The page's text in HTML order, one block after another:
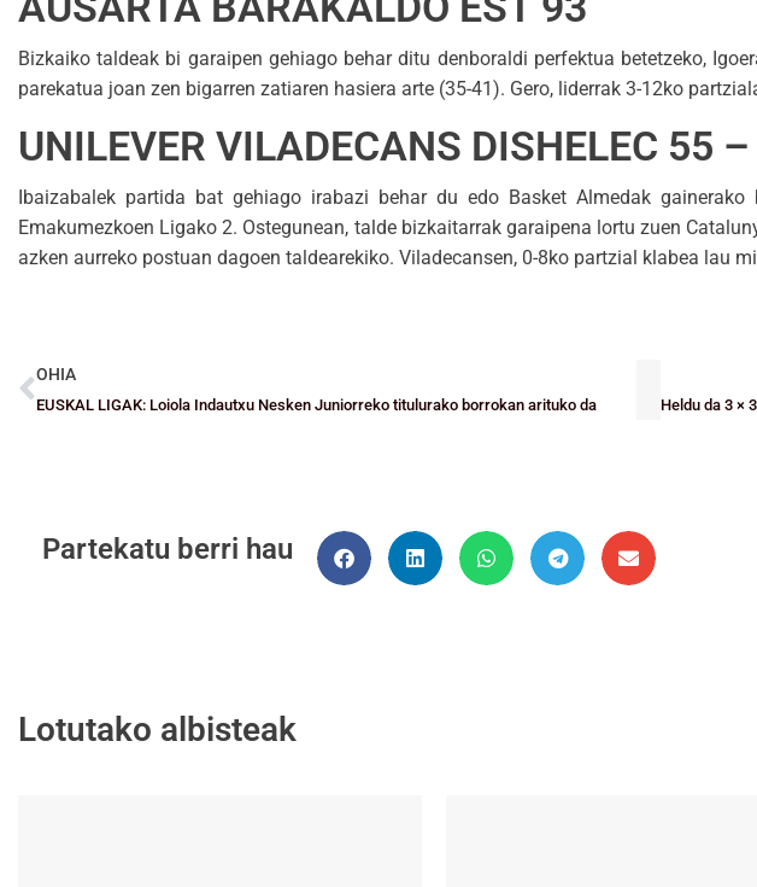
Bizkaiko taldeak bi garaipen gehiago behar ditu denboraldi perfektua betetzeko,
parekatua joan zen bigarren zatiaren hasiera arte (35-41). Gero, liderrak 3-12ko
UNILEVER VILADECANS DISHELEC 55
Ibaizabalek partida bat gehiago irabazi behar du edo Basket Almedak
Emakumezkoen Ligako 2. Ostegunean, talde bizkaitarrak garaipena lortu zuen
azken aurreko postuan dagoen taldearekiko. Viladecansen, 0-8ko partzial klabea lau
OHIA
EUSKAL LIGAK: Loiola Indautxu Nesken Juniorreko titulurako borrokan arituko da
Partekatu berri hau
Lotutako albisteak